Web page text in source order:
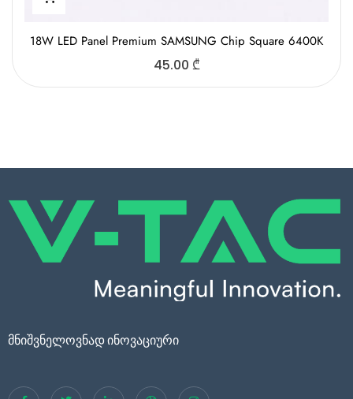
18W LED Panel Premium SAMSUNG Chip Square 6400K
45.00 ₾
მნიშვნელოვნად ინოვაციური